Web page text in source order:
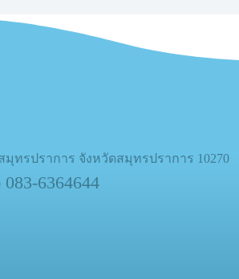
ทรปราการ จังหวัดสมุทรปราการ 10270
6364644